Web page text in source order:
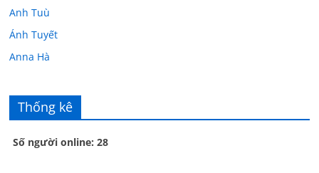
Anh Tuù
Ánh Tuyết
Anna Hà
Âu Tú Vân
Bác sĩ Hoa
Bác sĩ Stephen Mak
Thống kê
Số người online: 28